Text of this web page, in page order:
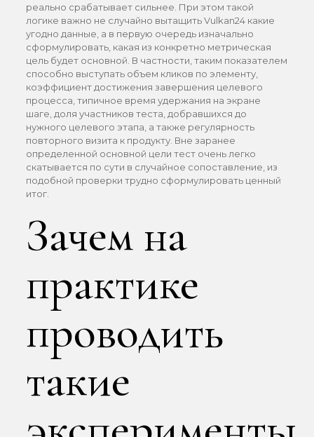
реально срабатывает сильнее. При этом такой
логике важно не случайно вытащить Vulkan24 какие
угодно данные, а в первую очередь изначально
сформулировать, какая из конкретно метрическая
цель будет основной. В частности, таким показателем
способно выступать объем кликов по элементу,
коэффициент достижения завершения целевого
процесса, типичное время удержания на экране
шаге, доля участников теста, добравшихся до
нужного целевого этапа, а также регулярность
повторного визита к продукту. Вне заранее
определенной основной цели тест очень легко
скатывается по сути в случайное сопоставление, из
подобной проверки трудно сформулировать ценный
итог.
Зачем на
практике
проводить
такие